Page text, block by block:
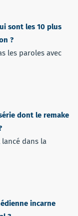
sont les 10 plus
?
les paroles avec
dont le remake
dans la
incarne